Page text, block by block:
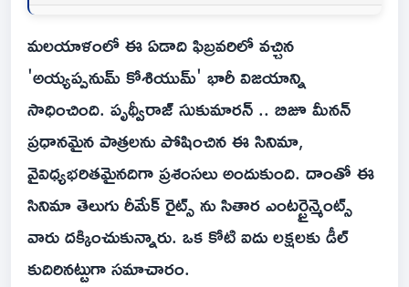
మలయాళంలో ఈ ఏడాది ఫిబ్రవరిలో వచ్చిన
'అయ్యప్పనుమ్ కోశియుమ్' భారీ విజయాన్ని
సాధించింది. పృథ్వీరాజ్ సుకుమారన్ .. బిజూ మీనన్
ప్రధానమైన పాత్రలను పోషించిన ఈ సినిమా,
వైవిధ్యభరితమైనదిగా ప్రశంసలు అందుకుంది. దాంతో ఈ
సినిమా తెలుగు రీమేక్ రైట్స్ ను సితార ఎంటర్టైన్మెంట్స్
వారు దక్కించుకున్నారు. ఒక కోటి ఐదు లక్షలకు డీల్
కుదిరినట్టుగా సమాచారం.